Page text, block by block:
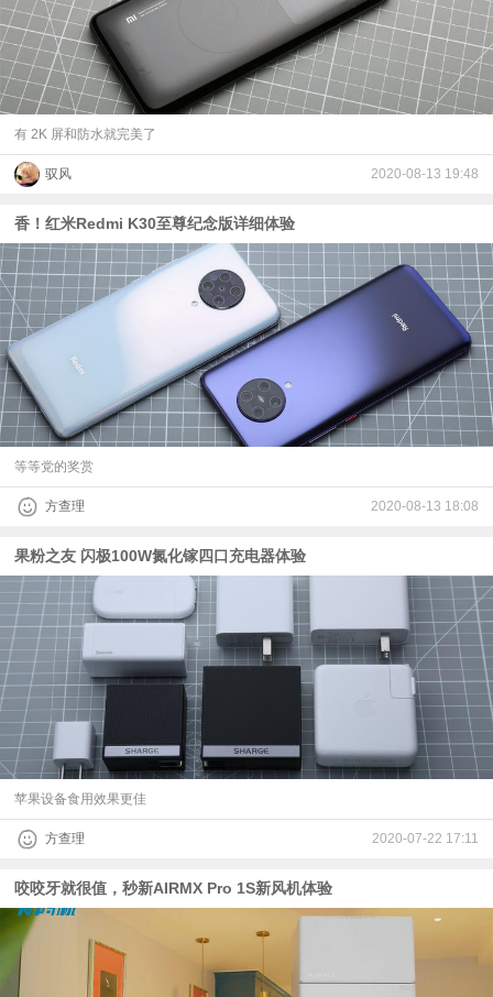
有 2K 屏和防水就完美了
驭风 2020-08-13 19:48
香！红米Redmi K30至尊纪念版详细体验
等等党的奖赏
方查理 2020-08-13 18:08
果粉之友 闪极100W氮化镓四口充电器体验
苹果设备食用效果更佳
方查理 2020-07-22 17:11
咬咬牙就很值，秒新AIRMX Pro 1S新风机体验